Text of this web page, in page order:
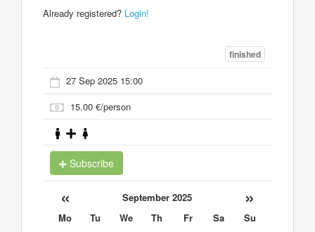
Already registered? Login!
finished
27 Sep 2025 15:00
15.00 €/person
Subscribe
« September 2025 »
Mo Tu We Th Fr Sa
Su